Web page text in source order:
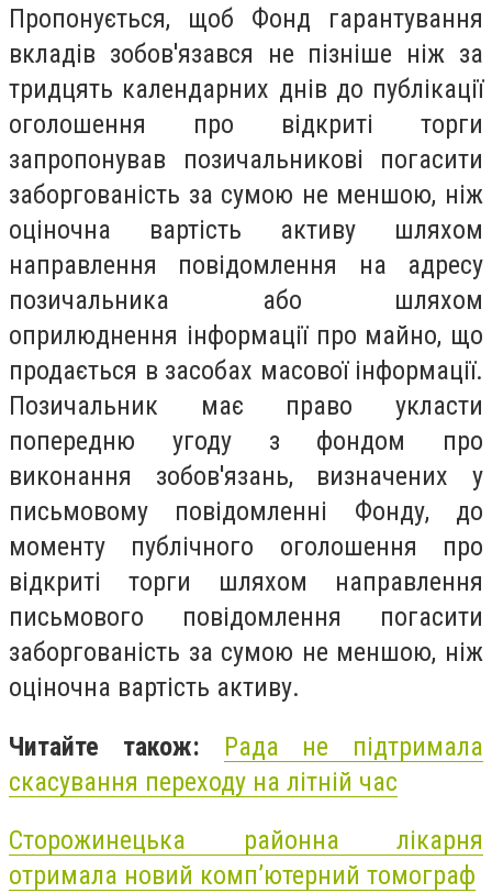
Пропонується, щоб Фонд гарантування
вкладів зобов'язався не пізніше ніж за
тридцять календарних днів до публікації
оголошення про відкриті торги
запропонував позичальникові погасити
заборгованість за сумою не меншою, ніж
оціночна вартість активу шляхом
направлення повідомлення на адресу
позичальника або шляхом
оприлюднення інформації про майно, що
продається в засобах масової інформації.
Позичальник має право укласти
попередню угоду з фондом про
виконання зобов'язань, визначених у
письмовому повідомленні Фонду, до
моменту публічного оголошення про
відкриті торги шляхом направлення
письмового повідомлення погасити
заборгованість за сумою не меншою, ніж
оціночна вартість активу.
Читайте також: Рада не підтримала
скасування переходу на літній час
Сторожинецька районна лікарня
отримала новий комп’ютерний томограф